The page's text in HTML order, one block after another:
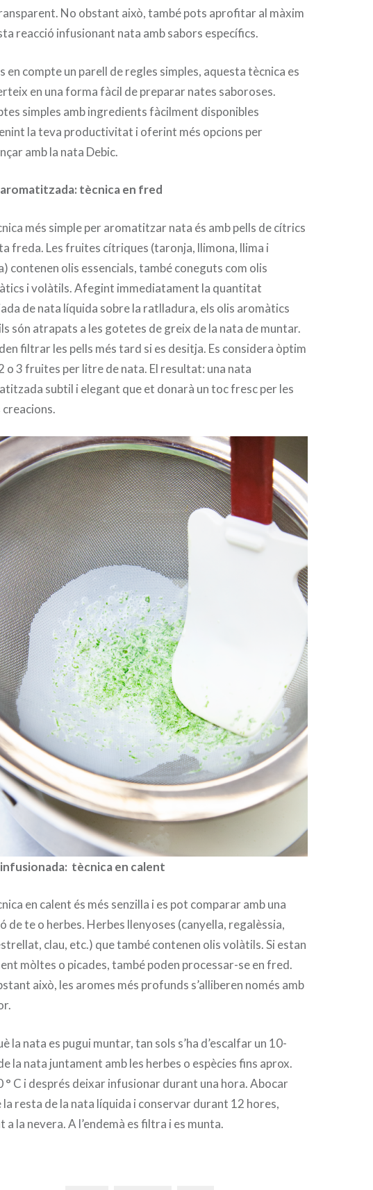
No obstant això, també pots aprofitar al màxim
reacció infusionant nata amb sabors específics.
en compte un parell de regles simples, aquesta tècnica es
en una forma fàcil de preparar nates saboroses.
simples amb ingredients fàcilment disponibles
la teva productivitat i oferint més opcions per
amb la nata Debic.
tècnica en fred
més simple per aromatitzar nata és amb pells de cítrics
freda. Les fruites cítriques (taronja, llimona, llima i
contenen olis essencials, també coneguts com olis
i volàtils. Afegint immediatament la quantitat
de nata líquida sobre la ratlladura, els olis aromàtics
són atrapats a les gotetes de greix de la nata de muntar.
filtrar les pells més tard si es desitja. Es considera òptim
o 3 fruites per litre de nata. El resultat: una nata
subtil i elegant que et donarà un toc fresc per les
tècnica en calent
en calent és més senzilla i es pot comparar amb una
de te o herbes. Herbes llenyoses (canyella, regalèssia,
clau, etc.) que també contenen olis volàtils. Si estan
mòltes o picades, també poden processar-se en fred.
això, les aromes més profunds s’alliberen només amb
la nata es pugui muntar, tan sols s’ha d’escalfar un 10-
la nata juntament amb les herbes o espècies fins aprox.
° C i després deixar infusionar durant una hora. Abocar
la resta de la nata líquida i conservar durant 12 hores,
a la nevera. A l’endemà es filtra i es munta.